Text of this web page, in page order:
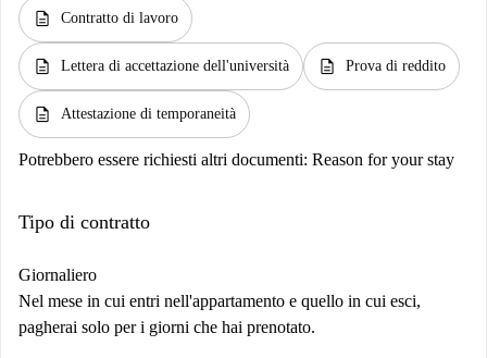
description Contratto di lavoro
description Lettera di accettazione dell'università description Prova di reddito
description Attestazione di temporaneità
Potrebbero essere richiesti altri documenti: Reason for your stay
Tipo di contratto
Giornaliero
Nel mese in cui entri nell'appartamento e quello in cui esci,
pagherai solo per i giorni che hai prenotato.